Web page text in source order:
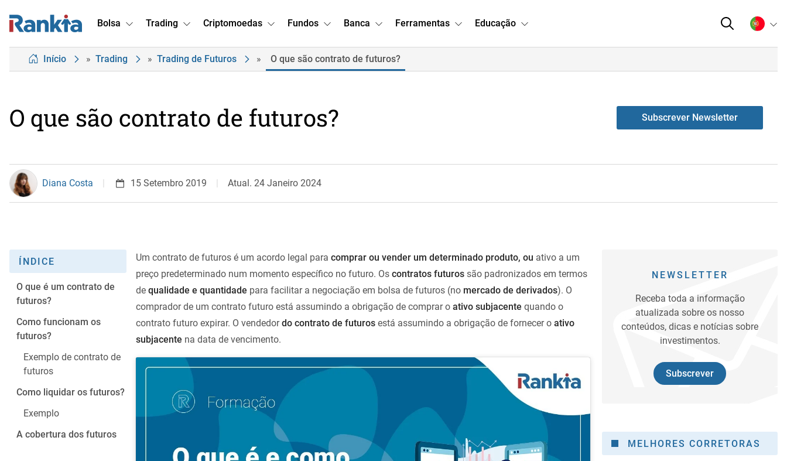
Bolsa Trading Criptomoedas Fundos Banca Ferramentas Educação
Início » Trading » Trading de Futuros » O que são contrato de futuros?
O que são contrato de futuros? Subscrever Newsletter
Diana Costa 15 Setembro 2019 Atual. 24 Janeiro 2024
ÍNDICE
O que é um contrato de
futuros?
Como funcionam os
futuros?
Exemplo de contrato de
futuros
Como liquidar os futuros?
Exemplo
A cobertura dos futuros
Um contrato de futuros é um acordo legal para comprar ou vender um determinado produto, ou ativo a um
preço predeterminado num momento específico no futuro. Os contratos futuros são padronizados em termos
de qualidade e quantidade para facilitar a negociação em bolsa de futuros (no mercado de derivados). O
comprador de um contrato futuro está assumindo a obrigação de comprar o ativo subjacente quando o
contrato futuro expirar. O vendedordo contrato de futuros está assumindo a obrigação de fornecer o ativo
subjacente na data de vencimento.
NEWSLETTER
Receba toda a informação
atualizada sobre os nosso
conteúdos, dicas e notícias sobre
investimentos.
Subscrever
MELHORES CORRETORAS